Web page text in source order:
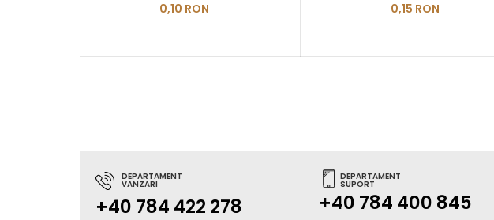
0,10 RON 0,15 RON
DEPARTAMENT
VANZARI
+40 784 422 278
DEPARTAMENT
SUPORT
+40 784 400 845